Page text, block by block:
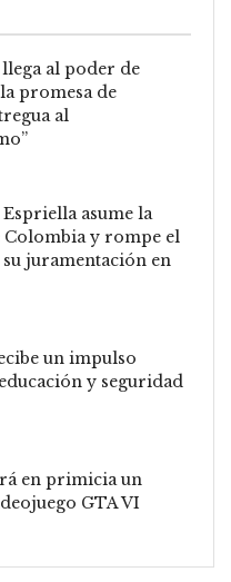
al poder de
promesa de
al
asume la
Colombia y rompe el
juramentación en
un impulso
y seguridad
en primicia un
GTA VI